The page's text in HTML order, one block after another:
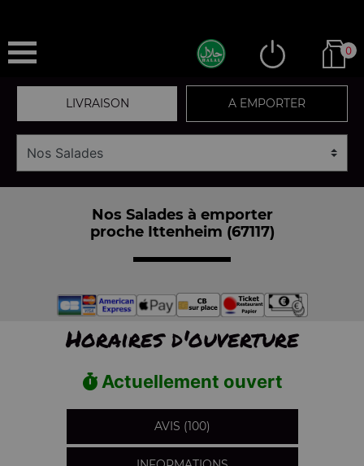
0
LIVRAISON A EMPORTER
Nos Salades à emporter
proche Ittenheim (67117)
Horaires d'ouverture
Actuellement ouvert
AVIS (100)